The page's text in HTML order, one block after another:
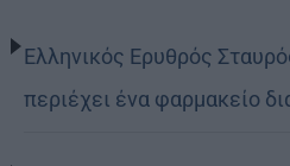
Ελληνικός Ερυθρός
περιέχει ένα φαρμακείο